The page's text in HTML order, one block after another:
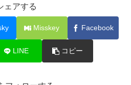
ェアする
Misskey Facebook
LINE コピー